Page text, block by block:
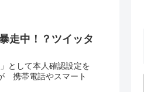
走中！？ツイッタ
として本人確認設定を
携帯電話やスマート